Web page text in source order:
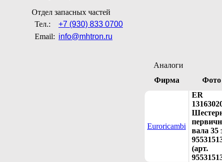
Отдел запасных частей
Тел.:
+7 (930) 833 0700
Email: info@mhtron.ru
Аналоги
Фирма
Фото
Euroricambi
ER
вала 35
(арт.